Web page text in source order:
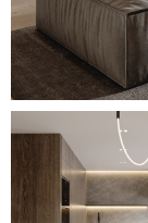
серой